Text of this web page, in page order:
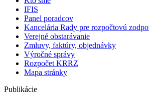
IFIS
Panel poradcov
Kancelária Rady pre rozpočtovú
Verejné obstarávanie
Zmluvy, faktúry, objednávky
Výročné správy
Rozpočet KRRZ
Mapa stránky
Publikácie